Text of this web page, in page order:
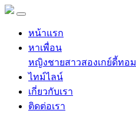
หน้าแรก
หาเพื่อน
หญิงชายสาวสองเกย์ดี้ทอม
ไทม์ไลน์
เกี่ยวกับเรา
ติดต่อเรา